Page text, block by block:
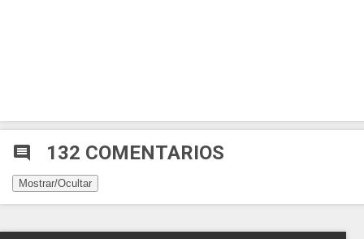
comment 132 COMENTARIOS
Mostrar/Ocultar